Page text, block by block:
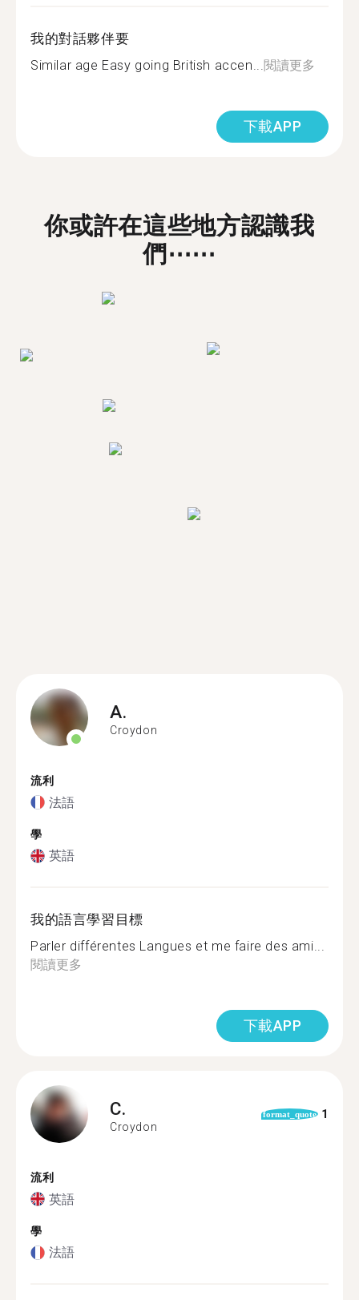
我的對話夥伴要
Similar age Easy going British accen...閱讀更多
下載APP
你或許在這些地方認識我
們⋯⋯
A.
Croydon
流利
法語
學
英語
我的語言學習目標
Parler différentes Langues et me faire des ami...
閱讀更多
下載APP
C.
Croydon
format_quote 1
流利
英語
學
法語